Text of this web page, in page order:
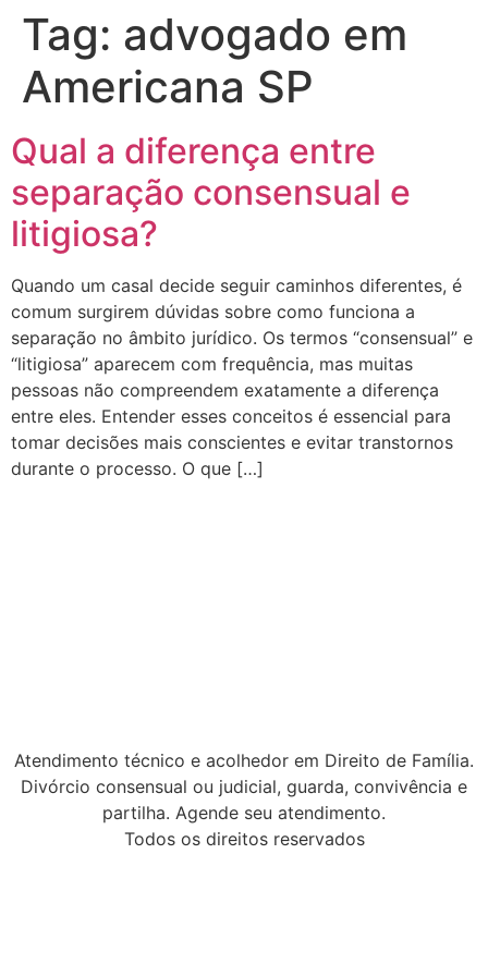
Tag: advogado em
Americana SP
Qual a diferença entre
separação consensual e
litigiosa?
Quando um casal decide seguir caminhos diferentes, é
comum surgirem dúvidas sobre como funciona a
separação no âmbito jurídico. Os termos “consensual” e
“litigiosa” aparecem com frequência, mas muitas
pessoas não compreendem exatamente a diferença
entre eles. Entender esses conceitos é essencial para
tomar decisões mais conscientes e evitar transtornos
durante o processo. O que […]
Atendimento técnico e acolhedor em Direito de Família.
Divórcio consensual ou judicial, guarda, convivência e
partilha. Agende seu atendimento.
Todos os direitos reservados